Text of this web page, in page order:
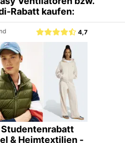
Rabatt kaufen: